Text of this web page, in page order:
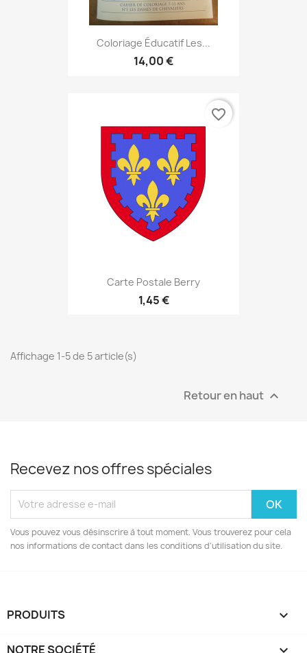
Coloriage Éducatif Les...
14,00 €
Carte Postale Berry
1,45 €
favorite_border
Affichage 1-5 de 5 article(s)
Retour en haut 
Recevez nos offres spéciales
Vous pouvez vous désinscrire à tout moment. Vous trouverez pour cela
nos informations de contact dans les conditions d'utilisation du site.
PRODUITS 
NOTRE SOCIÉTÉ